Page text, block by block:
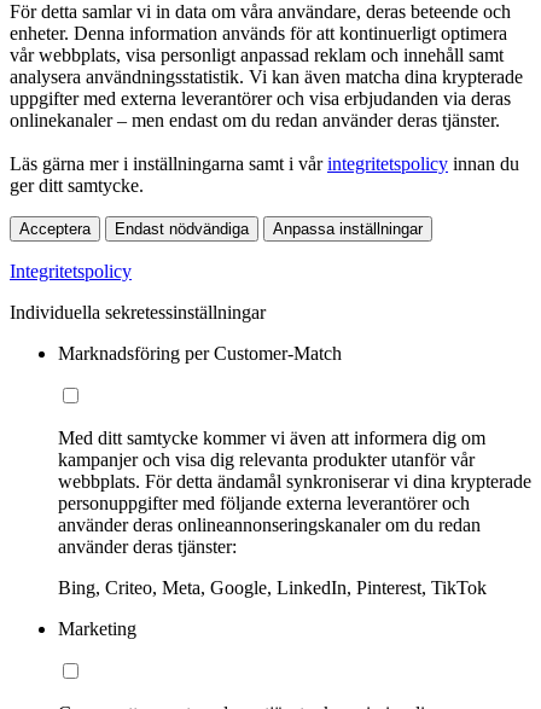
För detta samlar vi in data om våra användare, deras beteende och
enheter. Denna information används för att kontinuerligt optimera
vår webbplats, visa personligt anpassad reklam och innehåll samt
analysera användningsstatistik. Vi kan även matcha dina krypterade
uppgifter med externa leverantörer och visa erbjudanden via deras
onlinekanaler – men endast om du redan använder deras tjänster.
Läs gärna mer i inställningarna samt i vårintegritetspolicy innan du
ger ditt samtycke.
Acceptera Endast nödvändiga Anpassa inställningar
Integritetspolicy
Individuella sekretessinställningar
Marknadsföring per Customer-Match
Med ditt samtycke kommer vi även att informera dig om
kampanjer och visa dig relevanta produkter utanför vår
webbplats. För detta ändamål synkroniserar vi dina krypterade
personuppgifter med följande externa leverantörer och
använder deras onlineannonseringskanaler om du redan
använder deras tjänster:
Bing, Criteo, Meta, Google, LinkedIn, Pinterest, TikTok
Marketing